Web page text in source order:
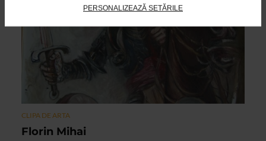
PERSONALIZEAZĂ SETĂRILE
CLIPA DE ARTA
Florin Mihai